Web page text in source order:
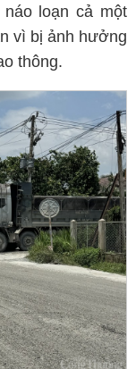
loạn cả một
vì bị ảnh hưởng
thông.